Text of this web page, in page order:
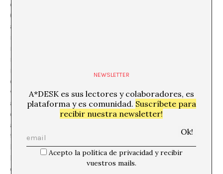
dar voz propia a una cultura invisible y poco explorada
(la gitana). En este sentido la antropología ha realizado
agudas reflexiones: ¿qué estatus de autoridad goza el
investigador (o el artista) para dar voz a los otros, aun
más, de asumirlos carentes de voz y por ello
necesitados de que ésta les sea devuelta por otro con
más poder? Y luego, extraídas del contexto de su
comunidad, ¿a quién y con qué sentido hablan estas
voces? Paradójicamente ni gitanos ni inmigrantes
acudirán a la contemplación de su propia escena en el
contexto expositivo, su presencia sera únicamente
aquella mediada por la imagen. Si en la calle nos
topásemos con aquella mujer gitana y este hombre
llegado de Camerún, ¿nos detendríamos a escuchar su
historia? ¿Cómo es que resulta tan natural hacerlo en el
entorno de una exposición?
NEWSLETTER
A*DESK es sus lectores y colaboradores, es
plataforma y es comunidad. Suscríbete para
recibir nuestra newsletter!
Acepto la política de privacidad y recibir
vuestros mails.